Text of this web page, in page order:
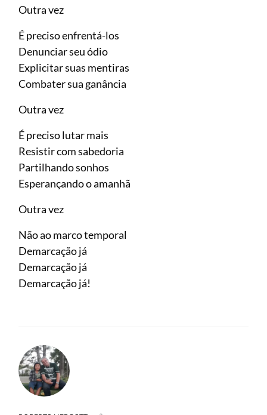
Outra vez
É preciso enfrentá-los
Denunciar seu ódio
Explicitar suas mentiras
Combater sua ganância
Outra vez
É preciso lutar mais
Resistir com sabedoria
Partilhando sonhos
Esperançando o amanhã
Outra vez
Não ao marco temporal
Demarcação já
Demarcação já
Demarcação já!